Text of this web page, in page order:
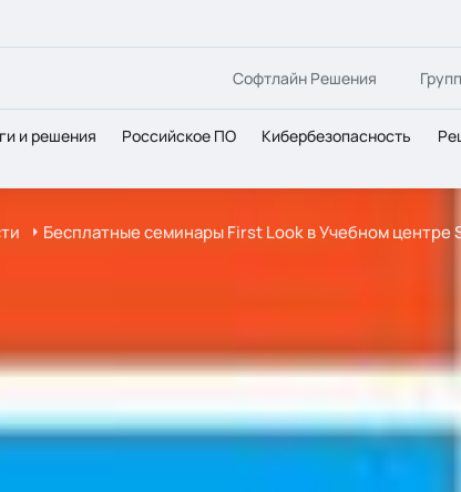
Софтлайн Решения
и решения Российское ПО Кибербезопасность
Бесплатные семинары First Look в Учебном центре